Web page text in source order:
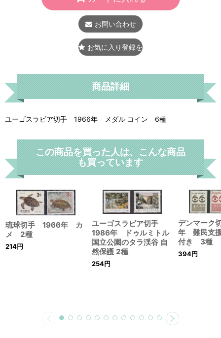
お問い合わせ
お気に入り登録をする
商品詳細
ユーゴスラビア切手 1966年 メダル コイン 6種
この商品を買った人は、こんな商品
も買っています
琉球切手 1966年 カ
メ 2種
214円
ユーゴスラビア切手
1986年 ドゥルミトル
国立公園のタラ渓谷 自
然保護 2種
254円
デンマー
年 難民支
付き 3種
394円